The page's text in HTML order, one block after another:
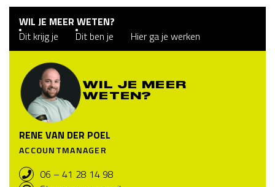
WIL JE MEER WETEN?
Dit krijg je
Dit ben je Hier ga je werken
WIL JE MEER
WETEN?
RENE VAN DER POEL
ACCOUNTMANAGER
06 – 41 28 14 98